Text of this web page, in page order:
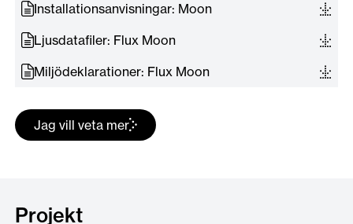
Installationsanvisningar: Moon
Ljusdatafiler: Flux Moon
Miljödeklarationer: Flux Moon
Jag vill veta mer
Projekt